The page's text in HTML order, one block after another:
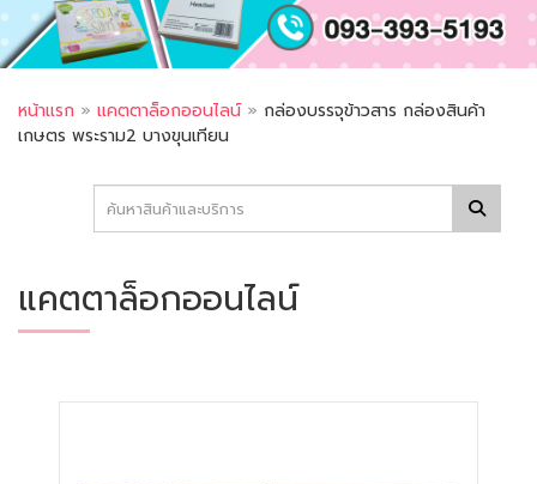
หน้าแรก » แคตตาล็อกออนไลน์ » กล่องบรรจุข้าวสาร กล่องสินค้า
เกษตร พระราม2 บางขุนเทียน
แคตตาล็อกออนไลน์